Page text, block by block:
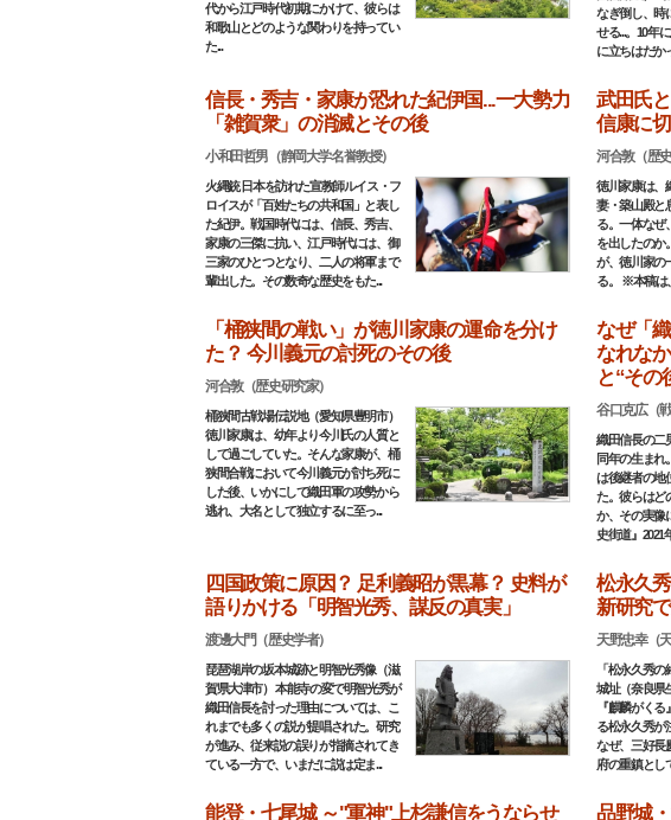
代から江戸時代初期にかけて、彼らは
和歌山とどのような関わりを持ってい
た...
なぎ倒し、時
せる...。10年
に立ちはだか
信長・秀吉・家康が恐れた紀伊国...一大勢力
「雑賀衆」の消滅とその後
小和田哲男（静岡大学名誉教授）
火縄銃 日本を訪れた宣教師ルイス・フ
ロイスが「百姓たちの共和国」と表し
た紀伊。戦国時代には、信長、秀吉、
家康の三傑に抗い、江戸時代には、御
三家のひとつとなり、二人の将軍まで
輩出した。その数奇な歴史をもた...
武田氏
信康に
河合敦（歴
徳川家康は、
妻・築山殿と
る。一体なぜ
を出したのか
が、徳川家の
る。 ※本稿は
「桶狭間の戦い」が徳川家康の運命を分け
た？ 今川義元の討死のその後
河合敦（歴史研究家）
桶狭間古戦場伝説地（愛知県豊明市）
徳川家康は、幼年より今川氏の人質と
して過ごしていた。そんな家康が、桶
狭間合戦において今川義元が討ち死に
した後、いかにして織田軍の攻勢から
逃れ、大名として独立するに至っ...
なぜ「
なれな
と“その
谷口克広（
織田信長の二
同年の生まれ
は後継者の地
た。彼らはど
か、その実像
史街道』2021
四国政策に原因？ 足利義昭が黒幕？ 史料が
語りかける「明智光秀、謀反の真実」
渡邊大門（歴史学者）
琵琶湖岸の坂本城跡と明智光秀像（滋
賀県大津市） 本能寺の変で明智光秀が
織田信長を討った理由については、こ
れまでも多くの説が提唱された。研究
が進み、従来説の誤りが指摘されてき
ている一方で、いまだに説は定ま...
松永久
新研究
天野忠幸（
「松永久秀
城址（奈良県
『麒麟がく
る松永久秀が
なぜ、三好長
府の重鎮とし
能登・七尾城 ～"軍神"上杉謙信をうならせ
品野城